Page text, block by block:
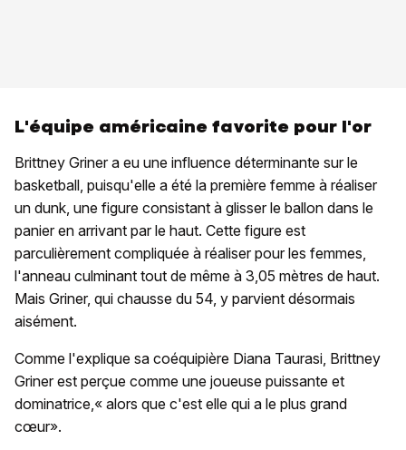
L'équipe américaine favorite pour l'or
Brittney Griner a eu une influence déterminante sur le
basketball, puisqu'elle a été la première femme à réaliser
un dunk, une figure consistant à glisser le ballon dans le
panier en arrivant par le haut. Cette figure est
parculièrement compliquée à réaliser pour les femmes,
l'anneau culminant tout de même à 3,05 mètres de haut.
Mais Griner, qui chausse du 54, y parvient désormais
aisément.
Comme l'explique sa coéquipière Diana Taurasi, Brittney
Griner est perçue comme une joueuse puissante et
dominatrice,« alors que c'est elle qui a le plus grand
cœur».